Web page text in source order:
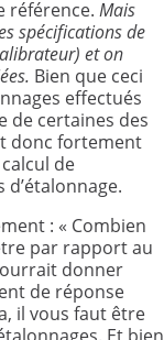
référence. Mais
spécifications de
et on
Bien que ceci
effectués
de certaines des
donc fortement
de
d’étalonnage.
: « Combien
par rapport au
donner
de réponse
il vous faut être